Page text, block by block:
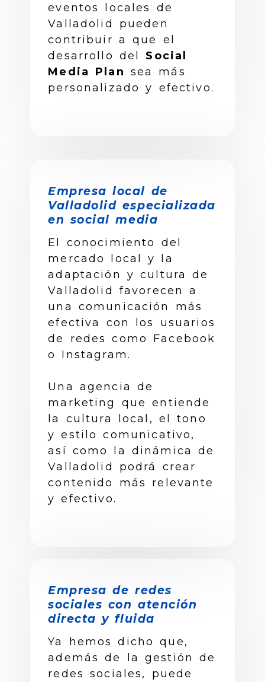
eventos locales de
Valladolid pueden
contribuir a que el
desarrollo del Social
Media Plan sea más
personalizado y efectivo.
Empresa local de
Valladolid especializada
en social media
El conocimiento del
mercado local y la
adaptación y cultura de
Valladolid favorecen a
una comunicación más
efectiva con los usuarios
de redes como Facebook
o Instagram.
Una agencia de
marketing que entiende
la cultura local, el tono
y estilo comunicativo,
así como la dinámica de
Valladolid podrá crear
contenido más relevante
y efectivo.
Empresa de redes
sociales con atención
directa y fluida
Ya hemos dicho que,
además de la gestión de
redes sociales, puede